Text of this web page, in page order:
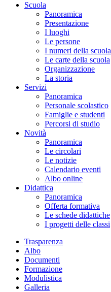
Scuola
Panoramica
Presentazione
I luoghi
Le persone
I numeri della scuola
Le carte della scuola
Organizzazione
La storia
Servizi
Panoramica
Personale scolastico
Famiglie e studenti
Percorsi di studio
Novità
Panoramica
Le circolari
Le notizie
Calendario eventi
Albo online
Didattica
Panoramica
Offerta formativa
Le schede didattiche
I progetti delle classi
Trasparenza
Albo
Documenti
Formazione
Modulistica
Galleria